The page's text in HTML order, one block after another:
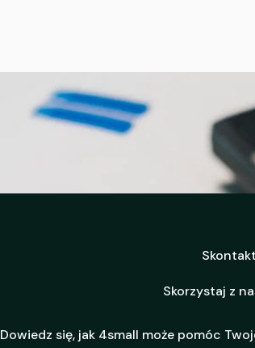
Skorzystaj z
Dowiedz się, jak 4small może pomóc